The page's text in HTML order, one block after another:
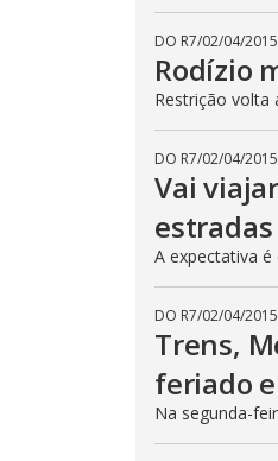
DO R7/02/04/2015
Rodízio
Restrição volta
DO R7/02/04/2015
Vai
estradas
A expectativa
DO R7/02/04/2015
Trens,
feriado
Na segunda-